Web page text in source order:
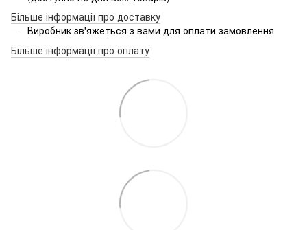
Більше інформації про доставку
Виробник зв'яжеться з вами для оплати замовлення
Більше інформації про оплату